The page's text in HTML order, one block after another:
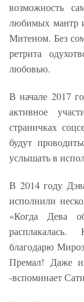
возможность
любимых мантр
Митеном. Без
ретрита
любовью.
В начале 2017
активное
страничках
будут
услышать в
В 2014 году
исполнили
«Когда Дева
благодарю
Премал! Даже
-вспоминает